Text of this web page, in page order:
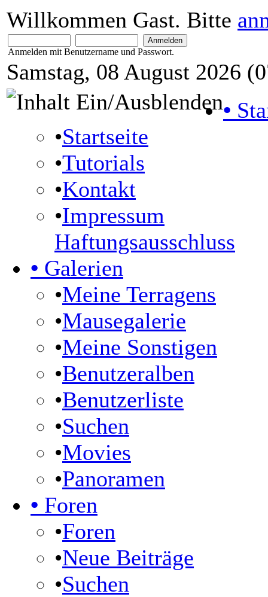
Willkommen Gast. Bitte
Anmelden mit Benutzername und Passwort.
Samstag, 08 August 2026
•
•Startseite
•Tutorials
•Kontakt
•Impressum
Haftungsausschluss
• Galerien
•Meine Terragens
•Mausegalerie
•Meine Sonstigen
•Benutzeralben
•Benutzerliste
•Suchen
•Movies
•Panoramen
• Foren
•Foren
•Neue Beiträge
•Suchen